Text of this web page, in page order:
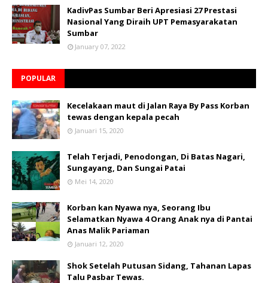
KadivPas Sumbar Beri Apresiasi 27 Prestasi
Nasional Yang Diraih UPT Pemasyarakatan
Sumbar
January 07, 2022
POPULAR
Kecelakaan maut di Jalan Raya By Pass Korban
tewas dengan kepala pecah
Januari 15, 2020
Telah Terjadi, Penodongan, Di Batas Nagari,
Sungayang, Dan Sungai Patai
Mei 14, 2020
Korban kan Nyawa nya, Seorang Ibu
Selamatkan Nyawa 4 Orang Anak nya di Pantai
Anas Malik Pariaman
Januari 12, 2020
Shok Setelah Putusan Sidang, Tahanan Lapas
Talu Pasbar Tewas.